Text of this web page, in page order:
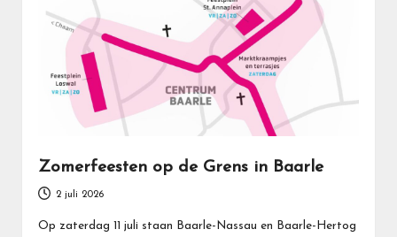
Zomerfeesten op de Grens in Baarle
2 juli 2026
Op zaterdag 11 juli staan Baarle-Nassau en Baarle-Hertog